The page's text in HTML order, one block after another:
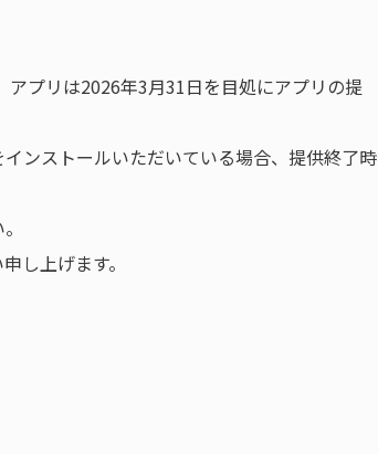
プリは2026年3月31日を目処にアプリの提
ンストールいただいている場合、提供終了時
し上げます。